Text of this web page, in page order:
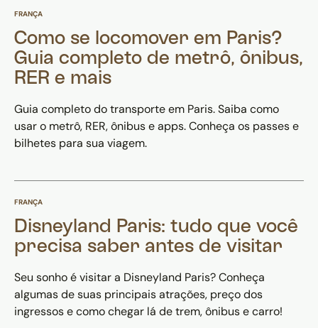
FRANÇA
Como se locomover em Paris?
Guia completo de metrô, ônibus,
RER e mais
Guia completo do transporte em Paris. Saiba como
usar o metrô, RER, ônibus e apps. Conheça os passes e
bilhetes para sua viagem.
FRANÇA
Disneyland Paris: tudo que você
precisa saber antes de visitar
Seu sonho é visitar a Disneyland Paris? Conheça
algumas de suas principais atrações, preço dos
ingressos e como chegar lá de trem, ônibus e carro!